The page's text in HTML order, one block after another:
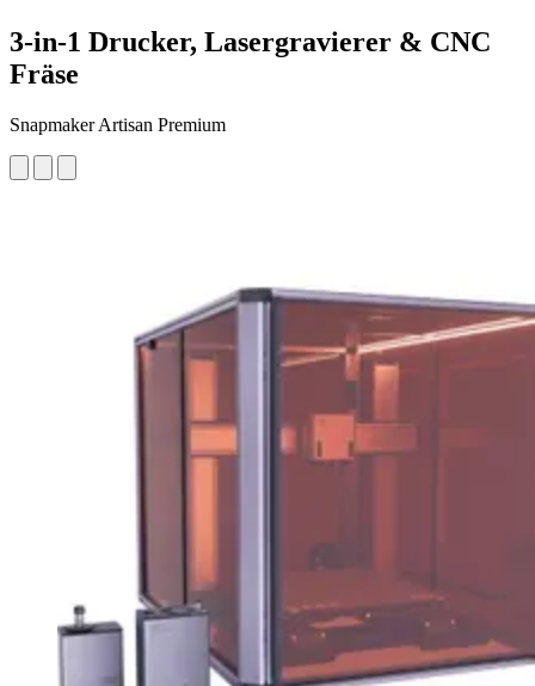
3-in-1 Drucker, Lasergravierer & CNC
Fräse
Snapmaker Artisan Premium